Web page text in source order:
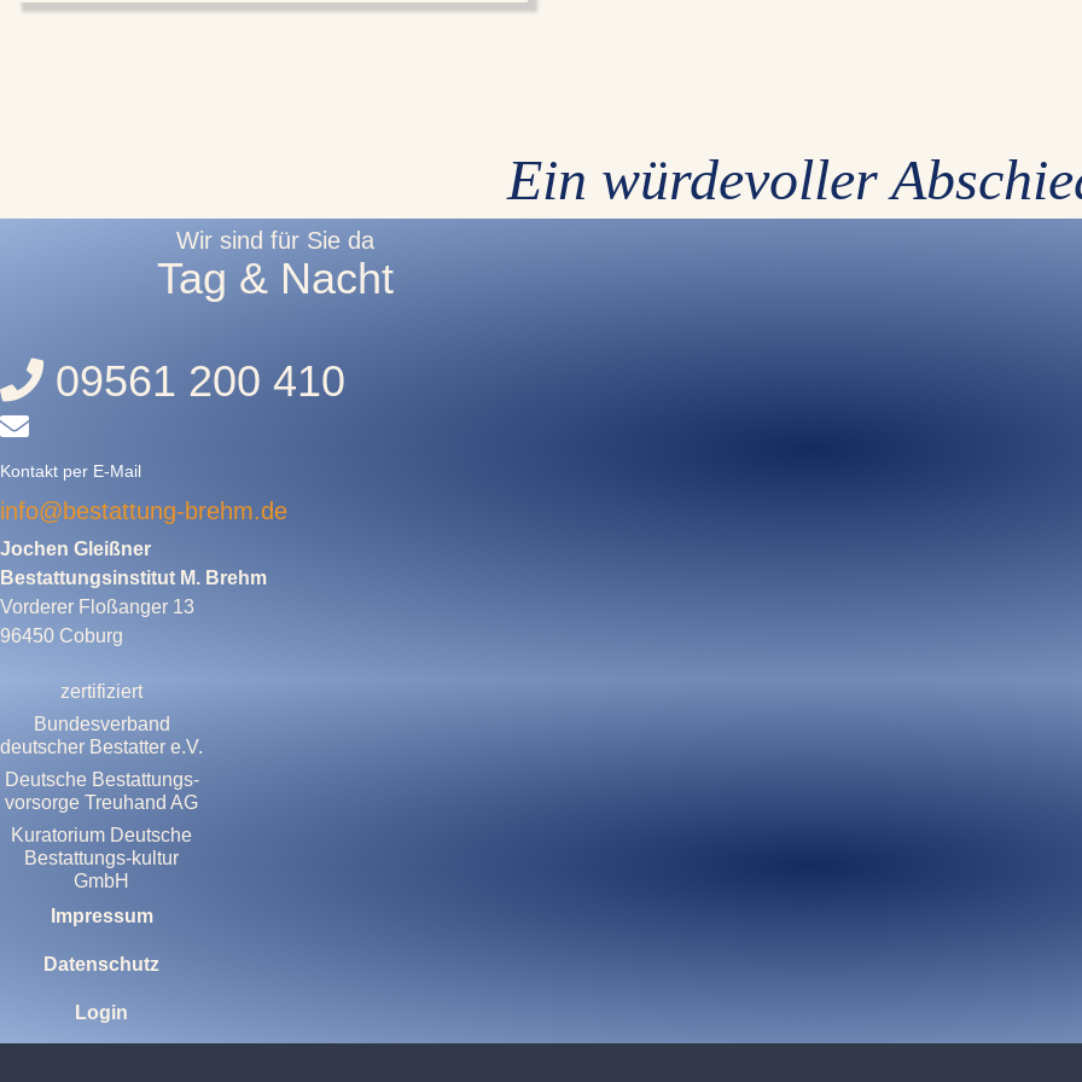
Ein würdevoller
Wir sind für Sie da
Tag & Nacht
09561 200 410
Kontakt per E-Mail
info@bestattung-brehm.de
Jochen Gleißner
Bestattungsinstitut M. Brehm
Vorderer Floßanger 13
96450 Coburg
zertifiziert
Bundesverband
deutscher Bestatter e.V.
Deutsche Bestattungs-
vorsorge Treuhand AG
Kuratorium Deutsche
Bestattungs-kultur
GmbH
Impressum
Datenschutz
Login